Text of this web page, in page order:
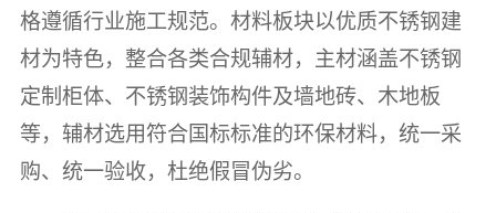
格遵循行业施工规范。材料板块以优质不锈钢建
材为特色，整合各类合规辅材，主材涵盖不锈钢
定制柜体、不锈钢装饰构件及墙地砖、木地板
等，辅材选用符合国标标准的环保材料，统一采
购、统一验收，杜绝假冒伪劣。